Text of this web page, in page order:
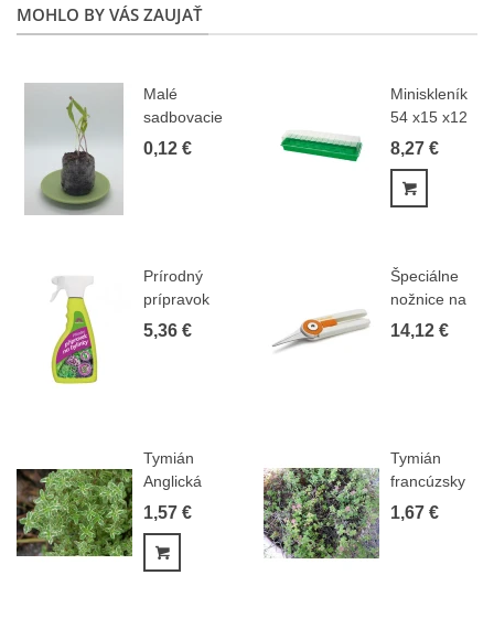
MOHLO BY VÁS ZAUJAŤ
Malé
sadbovacie
tablety -
0,12 €
Miniskleník
54 x15 x12
cm
8,27 €
Prírodný
prípravok
na bylinky -
5,36 €
Špeciálne
nožnice na
bylinky a
14,12 €
Tymián
Anglická
zima -
1,57 €
Pridať do košíka
Tymián
francúzsky
letný -
1,67 €